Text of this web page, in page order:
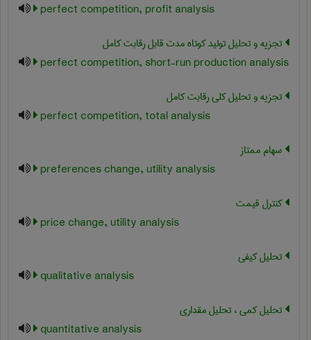
perfect competition, profit analysis
تجزیه و تحلیل تولید کوتاه مدت قابل رقابت کامل
perfect competition, short-run production analysis
تجزیه و تحلیل کلی رقابت کامل
perfect competition, total analysis
سهام ممتاز
preferences change, utility analysis
کنترل قیمت
price change, utility analysis
تحلیل کیفی
qualitative analysis
تحلیل کمی ، تحلیل مقداری
quantitative analysis